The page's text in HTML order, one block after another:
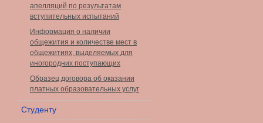
апелляций по результатам
вступительных испытаний
Информация о наличии
общежития и количестве мест в
общежитиях, выделяемых для
иногородних поступающих
Образец договора об оказании
платных образовательных услуг
Студенту